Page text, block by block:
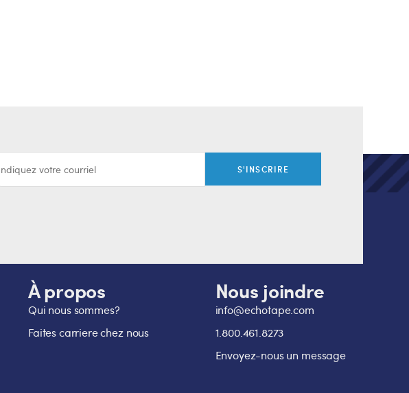
S'INSCRIRE
À propos
Qui nous sommes?
Faites carriere chez nous
Nous joindre
info@echotape.com
1.800.461.8273
Envoyez-nous un message